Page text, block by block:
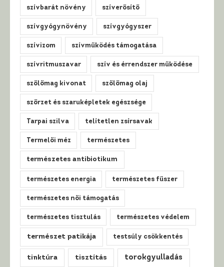
szívbarát növény szíverősítő
szívgyógynövény szívgyógyszer
szívizom szívműködés támogatása
szívritmuszavar szív és érrendszer működése
szőlőmag kivonat szőlőmag olaj
szőrzet és szaruképletek egészsége
Tarpai szilva telítetlen zsírsavak
Termelői méz természetes
természetes antibiotikum
természetes energia természetes fűszer
természetes női támogatás
természetes tisztulás természetes védelem
természet patikája testsúly csökkentés
tinktúra tisztítás torokgyulladás